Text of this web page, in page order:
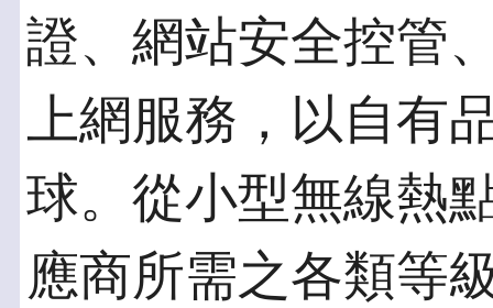
證、網站安全控管
上網服務，以自有
球。從小型無線熱
應商所需之各類等